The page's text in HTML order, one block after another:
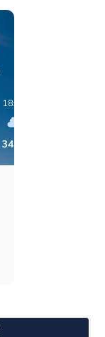
18:00
34°C